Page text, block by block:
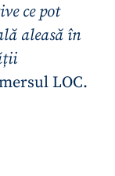
ce pot
aleasă în
LOC.